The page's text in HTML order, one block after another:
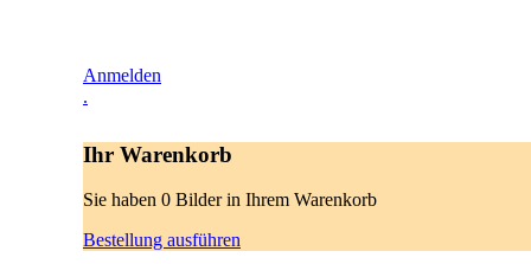
Anmelden
.
Ihr Warenkorb
Sie haben 0 Bilder in Ihrem Warenkorb
Bestellung ausführen